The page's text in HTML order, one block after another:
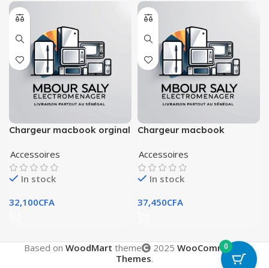
Chargeur macbook orginal
Accessoires
In stock
32,100CFA
Chargeur macbook
Accessoires
In stock
37,450CFA
Based on WoodMart theme 2025 WooCommerce
Themes.
0